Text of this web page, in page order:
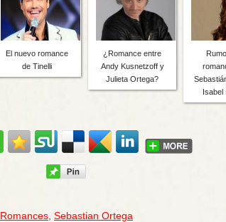
El nuevo romance
de Tinelli
¿Romance entre
Andy Kusnetzoff y
Julieta Ortega?
Isabel
Romances Sebastian Ortega